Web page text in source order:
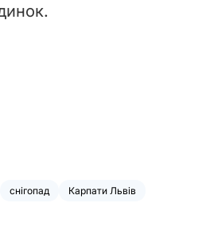
снігопад
Карпати Львів